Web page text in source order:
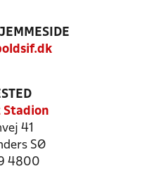
Stadion
41
SØ
4800